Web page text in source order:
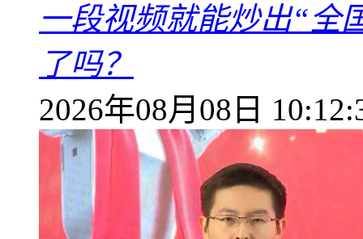
一段视频就能炒出“全
了吗？
2026年08月08日